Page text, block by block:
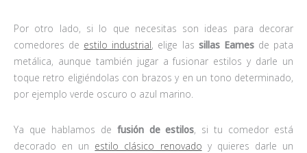
Por otro lado, si lo que necesitas son ideas para decorar
comedores de estilo industrial, elige las sillas Eamesde pata
metálica, aunque también jugar a fusionar estilos y darle un
toque retro eligiéndolas con brazos y en un tono determinado,
por ejemplo verde oscuro o azul marino.
Ya que hablamos de fusión de estilos, si tu comedor está
decorado en un estilo clásico renovado y quieres darle un